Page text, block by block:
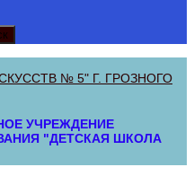
УЧРЕЖДЕНИЕ
"ДЕТСКАЯ ШКОЛА